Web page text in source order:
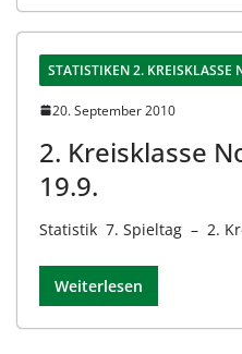
STATISTIKEN 2. KREISKLASSE
20. September 2010
2. Kreisklasse
19.9.
Statistik 7. Spieltag – 2.
Weiterlesen